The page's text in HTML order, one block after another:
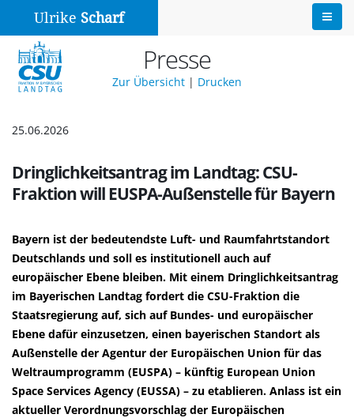
Ulrike Scharf
Presse
Zur Übersicht | Drucken
25.06.2026
Dringlichkeitsantrag im Landtag: CSU-
Fraktion will EUSPA-Außenstelle für Bayern
Bayern ist der bedeutendste Luft- und Raumfahrtstandort
Deutschlands und soll es institutionell auch auf
europäischer Ebene bleiben. Mit einem Dringlichkeitsantrag
im Bayerischen Landtag fordert die CSU-Fraktion die
Staatsregierung auf, sich auf Bundes- und europäischer
Ebene dafür einzusetzen, einen bayerischen Standort als
Außenstelle der Agentur der Europäischen Union für das
Weltraumprogramm (EUSPA) – künftig European Union
Space Services Agency (EUSSA) – zu etablieren. Anlass ist ein
aktueller Verordnungsvorschlag der Europäischen